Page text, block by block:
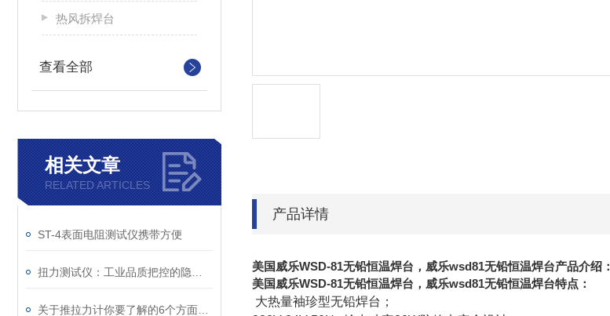
热风拆焊台
查看全部
相关文章
RELATED ARTICLES
ST-4表面电阻测试仪携带方便
产品详情
美国威乐WSD-81无铅恒温焊台，威乐wsd81无铅恒温焊台产品介绍：
美国威乐WSD-81无铅恒温焊台，威乐wsd81无铅恒温焊台特点：
大热量袖珍型无铅焊台；